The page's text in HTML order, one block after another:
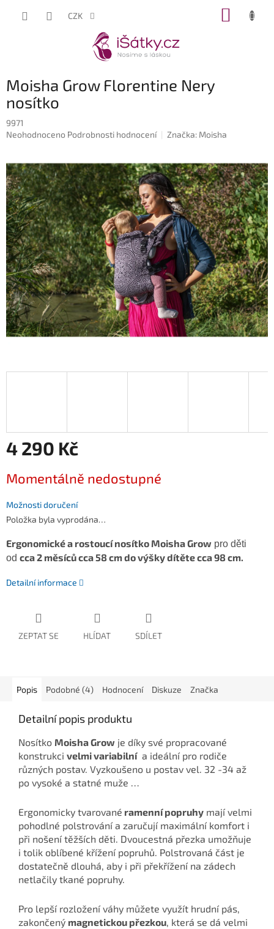
CZK
Moisha Grow Florentine Nery
nosítko
9971
Průměrné
je
0,0
z
5
hvězdiček.
Neohodnoceno Podrobnosti hodnocení Značka: Moisha
4 290 Kč
cena:
Momentálně nedostupné
Možnosti doručení
Položka byla vyprodána…
Ergonomické a rostoucí nosítko Moisha Grow pro děti
od cca 2 měsíců cca 58 cm do výšky dítěte cca 98 cm.
Detailní informace
ZEPTAT SE HLÍDAT SDÍLET
Popis Podobné (4) Hodnocení Diskuze Značka
Detailní popis produktu
Nosítko Moisha Grow je díky své propracované
konstrukci velmi variabilnía ideální pro rodiče
různých postav. Vyzkoušeno u postav vel. 32 -34 až
po vysoké a statné muže …
Ergonomicky tvarované ramenní popruhy mají velmi
pohodlné polstrování a zaručují maximální komfort i
při nošení těžších děti. Dvoucestná přezka umožňuje
i tolik oblíbené křížení popruhů. Polstrovaná část je
dostatečně dlouhá, aby i při překřížení na zádech
netlačily tkané popruhy.
Pro lepší rozložení váhy můžete využít hrudní pás,
zakončený magnetickou přezkou, která se dá velmi